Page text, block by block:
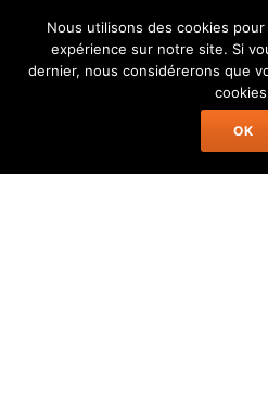
83400 HYERES
Nous utilisons des cookies
expérience sur notre site. Si
dernier, nous considérerons que
OK